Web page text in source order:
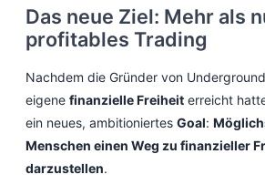
Das neue Ziel: Mehr als
profitables Trading
Nachdem die Gründer von Underground Traders ihre
eigene finanzielle Freiheit erreicht
ein neues, ambitioniertes Goal:
Menschen einen Weg zu finanzieller
darzustellen.